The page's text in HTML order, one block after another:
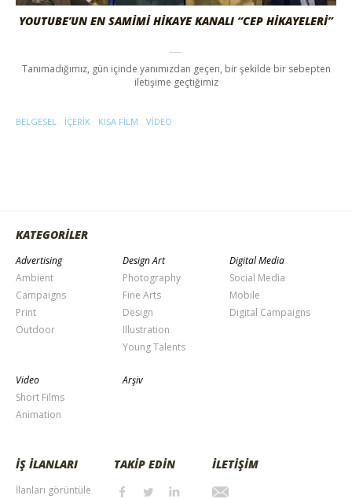
YOUTUBE’UN EN SAMİMİ HİKAYE KANALI “CEP HİKAYELERİ”
Tanımadığımız, gün içinde yanımızdan geçen, bir şekilde bir sebepten
iletişime geçtiğimiz
BELGESEL IÇERIK KISA FILM VIDEO
KATEGORİLER
Advertising
Ambient
Campaigns
Print
Outdoor
Design Art
Photography
Fine Arts
Design
Illustration
Young Talents
Digital Media
Social Media
Mobile
Digital Campaigns
Video
Short Films
Animation
Arşiv
İŞ İLANLARI
İlanları görüntüle
TAKİP EDİN İLETİŞİM